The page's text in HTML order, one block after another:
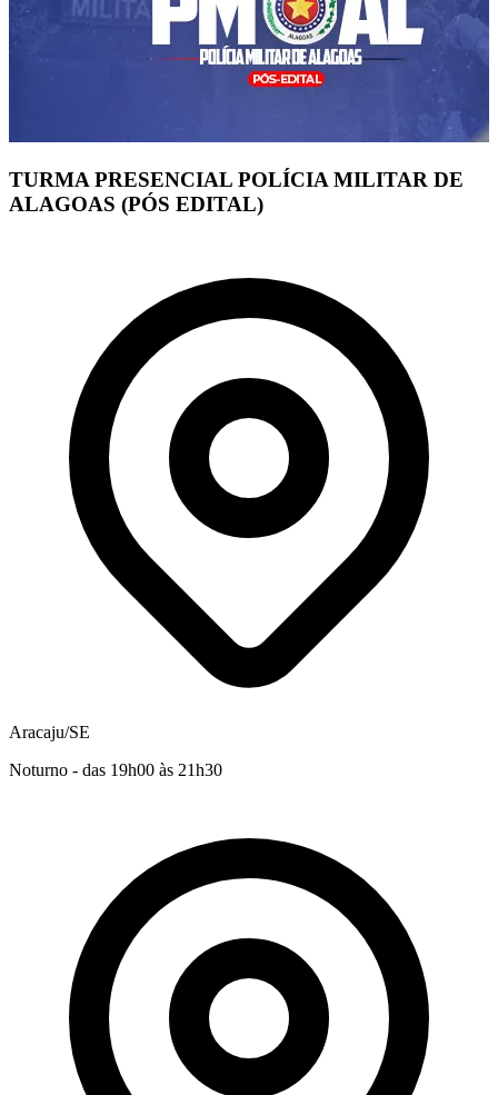
TURMA PRESENCIAL POLÍCIA MILITAR DE
ALAGOAS (PÓS EDITAL)
Aracaju/SE
Noturno - das 19h00 às 21h30